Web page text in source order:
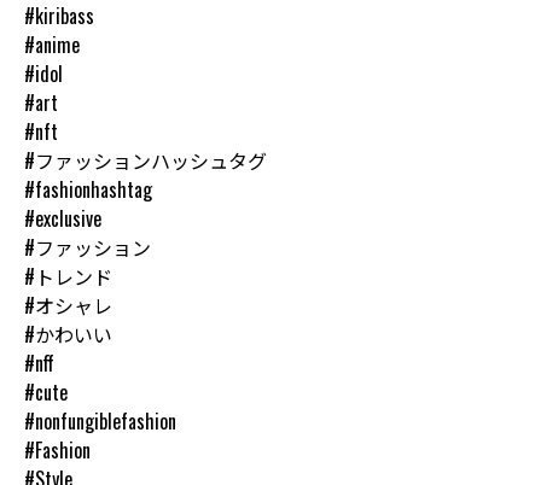
#kiribass
#anime
#idol
#art
#nft
#ファッションハッシュタグ
#fashionhashtag
#exclusive
#ファッション
#トレンド
#オシャレ
#かわいい
#nff
#cute
#nonfungiblefashion
#Fashion
#Style